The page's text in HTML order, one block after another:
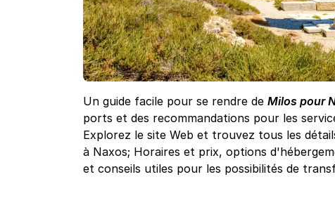
Un guide facile pour se rendre de Milos pour
ports et des recommandations pour les
Explorez le site Web et trouvez tous les
à Naxos; Horaires et prix, options
et conseils utiles pour les possibilités de